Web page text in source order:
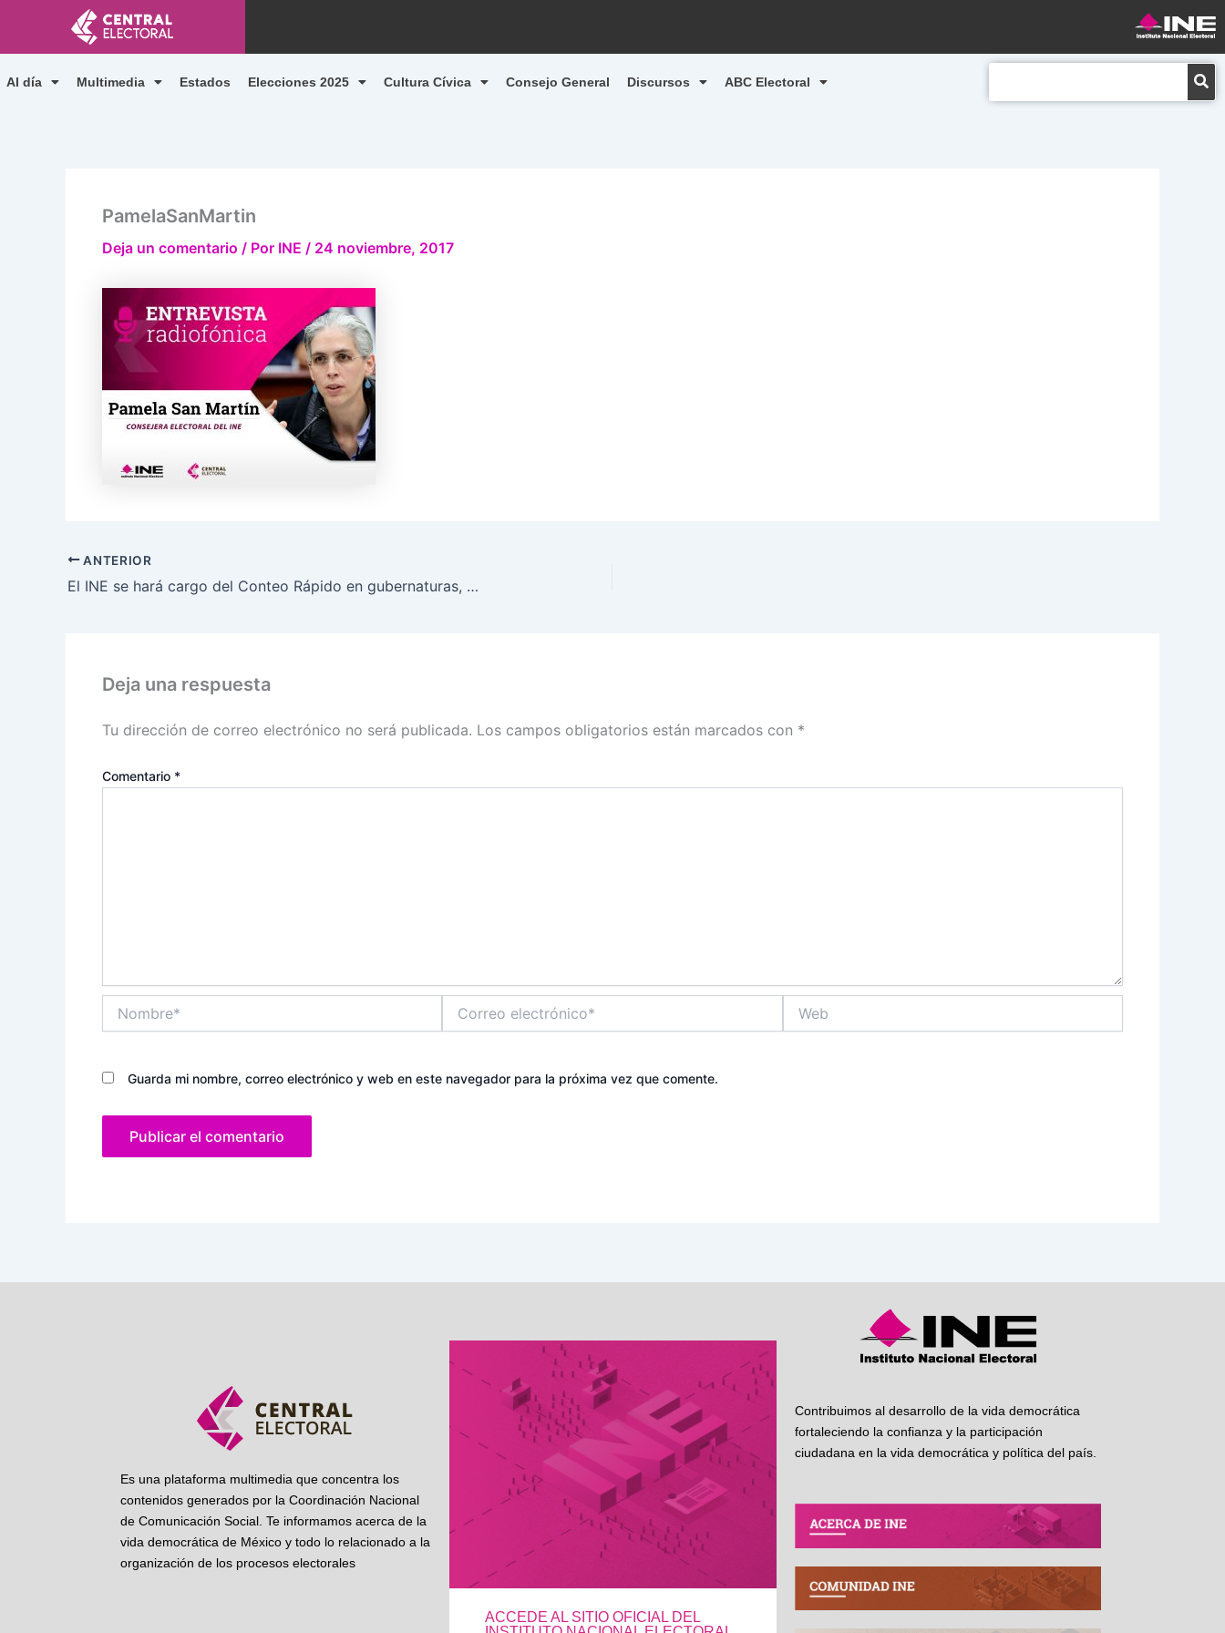
contenido
Al día Multimedia Estados Elecciones 2025 Cultura Cívica Consejo General Discursos ABC Electoral
PamelaSanMartin
Deja un comentario / Por INE / 24 noviembre, 2017
ANTERIOR
El INE se hará cargo del Conteo Rápido en gubernaturas, CDMX y Presidencia: San Martín en El Weso
Deja una respuesta
Tu dirección de correo electrónico no será publicada. Los campos obligatorios están marcados con *
Comentario *
electrónico*
Guarda mi nombre, correo electrónico y web en este navegador para la próxima vez que comente.
Es una plataforma multimedia que concentra los
contenidos generados por la Coordinación Nacional
de Comunicación Social. Te informamos acerca de la
vida democrática de México y todo lo relacionado a la
organización de los procesos electorales
ACCEDE AL SITIO OFICIAL DEL
Contribuimos al desarrollo de la vida democrática
fortaleciendo la confianza y la participación
ciudadana en la vida democrática y política del país.